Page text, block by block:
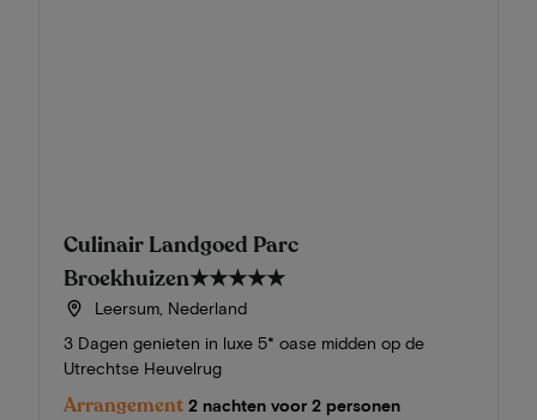
Culinair Landgoed Parc
Broekhuizen★★★★★
Leersum, Nederland
3 Dagen genieten in luxe 5* oase midden op de
Utrechtse Heuvelrug
Arrangement 2 nachten voor 2 personen